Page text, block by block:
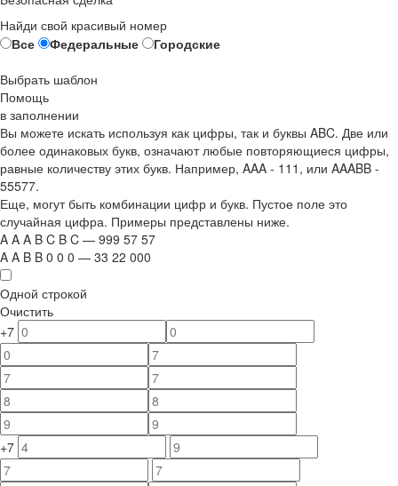
Найди свой красивый номер
Все
Федеральные
Городские
Выбрать шаблон
Помощь
в заполнении
Вы можете искать используя как цифры, так и буквы ABC. Две или
более одинаковых букв, означают любые повторяющиеся цифры,
равные количеству этих букв. Например, AAA - 111 , или AAABB -
55577.
Еще, могут быть комбинации цифр и букв. Пустое поле это
случайная цифра. Примеры представлены ниже.
A A A B C B C — 999 57 57
A A B B 0 0 0 — 33 22 000
Одной строкой
Очистить
+7
+7